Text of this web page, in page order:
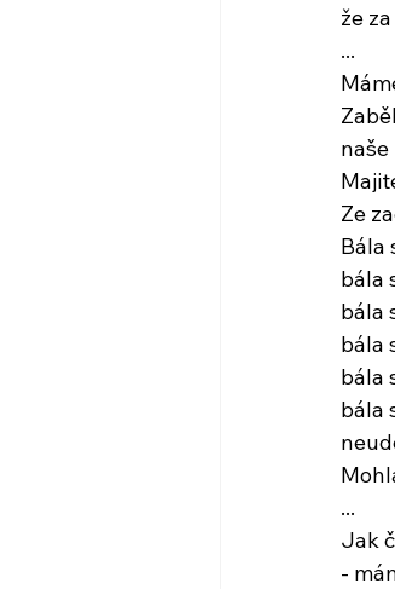
že
...
Ze
Bála
bála
bála
bála
bála
bála
...
Jak
-